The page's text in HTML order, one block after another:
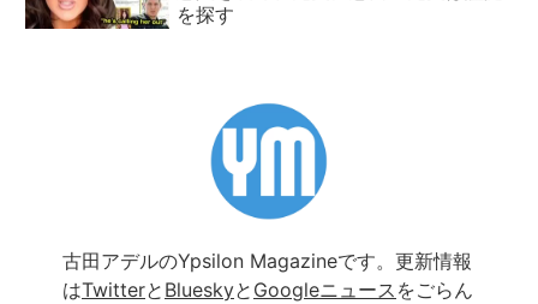
を探す
古田アデルのYpsilon Magazineです。更新情報
はTwitterと Blueskyと Googleニュース をごらん